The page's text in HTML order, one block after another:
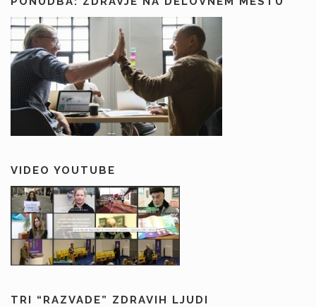
VIDEO YOUTUBE
TRI “RAZVADE” ZDRAVIH LJUDI